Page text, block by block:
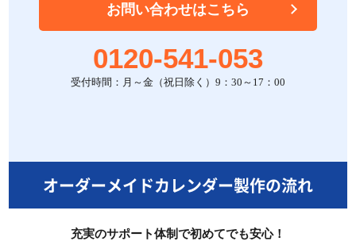
お問い合わせはこちら
0120-541-053
受付時間：月～金（祝日除く）9：30～17：00
オーダーメイドカレンダー製作の流れ
充実のサポート体制で初めてでも安心！